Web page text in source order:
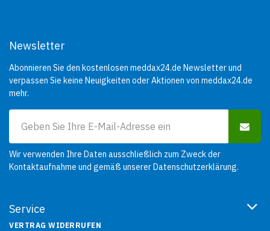
Service
VERTRAG WIDERRUFEN
Newsletter
Abonnieren Sie den kostenlosen meddax24.de Newsletter und
verpassen Sie keine Neuigkeiten oder Aktionen von meddax24.de
mehr.
Wir verwenden Ihre Daten ausschließlich zum Zweck der
Kontaktaufnahme und gemäß unsererDatenschutzerklärung.